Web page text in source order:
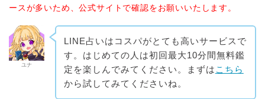
ースが多いため、公式サイトで確認をお願いいたします。
ユナ
LINE占いはコスパがとても高いサービスで
す。はじめての人は初回最大10分間無料鑑
定を楽しんでみてください。まずは こちら
から試してみてくださいね。